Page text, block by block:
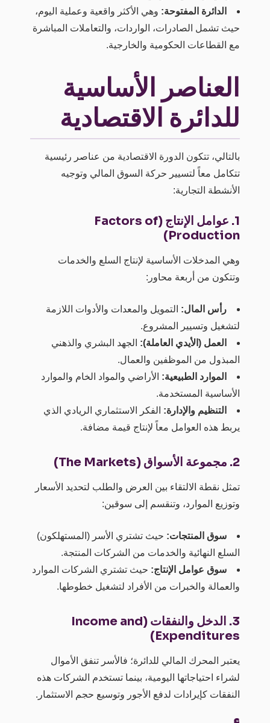
الدائرة المفتوحة: وهي الأكثر واقعية وعملية اليوم،
حيث تشمل الصادرات، الواردات، والتعاملات المباشرة
مع القطاعات الحكومية والخارجية.
العناصر الأساسية
للدائرة الاقتصادية
بالتالي، تتكون الدورة الاقتصادية من عناصر رئيسية
تتكامل معاً لتسيير حركة السوق المالي وتوجيه
الأنشطة التجارية:
1. عوامل الإنتاج (Factors of
Production)
وهي المدخلات الأساسية لإنتاج السلع والخدمات
وتتكون من أربعة محاور:
رأس المال: التمويل والمعدات والأدوات اللازمة
لتشغيل وتسيير المشروع.
العمل (الأيدي العاملة): الجهد البشري والذهني
المبذول من الموظفين والعمال.
الموارد الطبيعية: الأراضي والمواد الخام والموارد
الأساسية المستخدمة.
التنظيم والإدارة: الفكر الاستثماري الريادي الذي
يربط هذه العوامل معاً لإنتاج قيمة مضافة.
2. مجموعة الأسواق (The Markets)
تمثل نقطة الالتقاء بين العرض والطلب لتحديد الأسعار
وتوزيع الموارد، وتنقسم إلى سوقين:
سوق المنتجات: حيث تشتري الأسر (المستهلكون)
السلع النهائية والخدمات من الشركات المنتجة.
سوق عوامل الإنتاج: حيث تشتري الشركات الموارد
والعمالة والخبرات من الأفراد لتشغيل خطوطها.
3. الدخل والنفقات (Income and
Expenditures)
يعتبر المحرك المالي للدائرة؛ فالأسر تنفق الأموال
لشراء احتياجاتها اليومية، بينما تستخدم الشركات هذه
النفقات كإيرادات لدفع الأجور وتوسيع حجم الاستثمار.